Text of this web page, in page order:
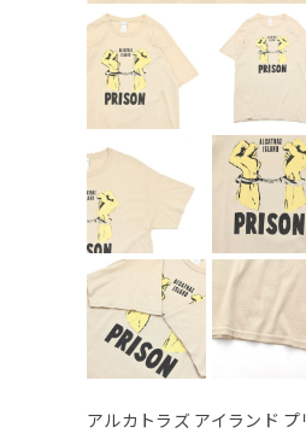
アルカトラズ アイランド